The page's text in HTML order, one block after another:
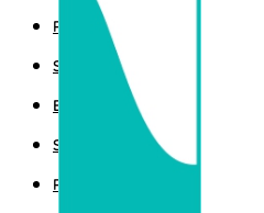
POLITIK
SPORT
EKBIS
SAINTEK
PEMERINTAHAN